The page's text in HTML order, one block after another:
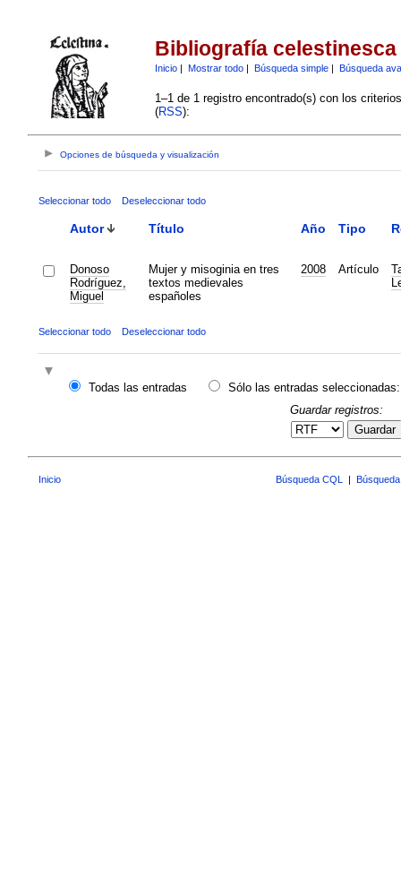
Bibliografía celestinesca
Inicio| Mostrar todo| Búsqueda simple| Búsqueda
1–1 de 1 registro encontrado(s) con los
(RSS):
Opciones de búsqueda y visualización
Seleccionar todo Deseleccionar todo
Autor Título Año Tipo
Donoso
Rodríguez,
Miguel
Mujer y misoginia en tres
textos medievales
españoles
2008 Artículo
Seleccionar todo Deseleccionar todo
Todas las entradas
Sólo las entradas seleccionadas:
Guardar registros:
Guardar
Inicio Búsqueda CQL